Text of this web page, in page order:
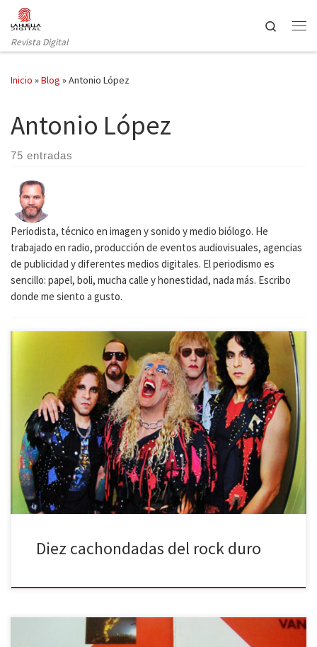
Saltar al contenido
Revista Digital
Search
Inicio »Blog »Antonio López
Antonio López
75 entradas
Periodista, técnico en imagen y sonido y medio biólogo. He
trabajado en radio, producción de eventos audiovisuales, agencias
de publicidad y diferentes medios digitales. El periodismo es
sencillo: papel, boli, mucha calle y honestidad, nada más. Escribo
donde me siento a gusto.
Casi todos los estilos artísticos tienen una vertiente lúdica, el arte
por el arte, la diversión en estado puro. El rock no iba a ser la
excepción, por supuesto. Recopilamos aquí una breve lista de
vídeos musicales divertidos, cachondadas visuales que buscan
entretener, nada más y nada menos. Obviamente, como […]
Diez cachondadas del rock duro